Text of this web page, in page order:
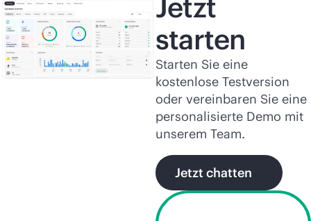
Jetzt
starten
Starten Sie eine
kostenlose Testversion
oder vereinbaren Sie eine
personalisierte Demo mit
unserem Team.
Jetzt chatten